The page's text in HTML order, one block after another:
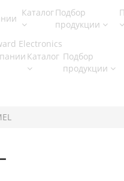
КаталогПодбор
продукции
Каталог Подбор
продукции